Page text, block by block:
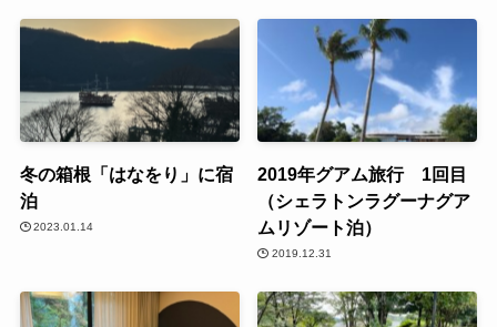
冬の箱根「はなをり」に宿
泊
2023.01.14
2019年グアム旅行 1回目
（シェラトンラグーナグア
ムリゾート泊）
2019.12.31